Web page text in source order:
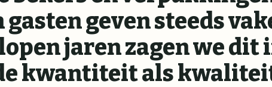
geven steeds
jaren zagen we
kwantiteit als